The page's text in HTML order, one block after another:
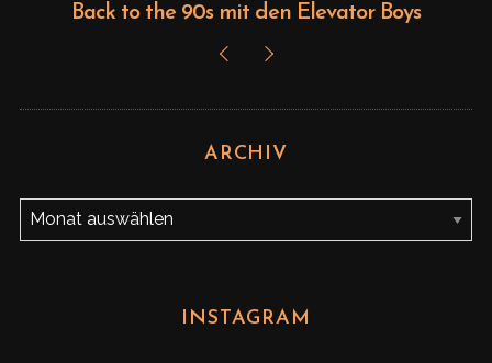
Editorial – Venus
ARCHIV
A
r
INSTAGRAM